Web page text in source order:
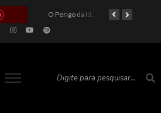
Seus Influencers. O Perigo da Ideologia Desenfreada na Justiça: Quando a Pauta Política Substitui a Pena Criminal